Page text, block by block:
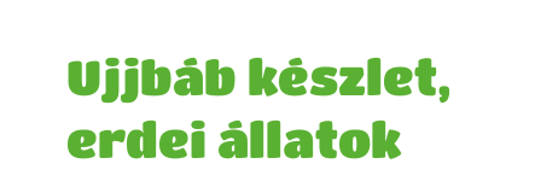
Ujjbáb készlet,
erdei állatok